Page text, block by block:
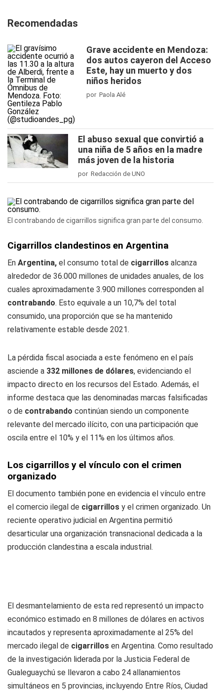
Recomendadas
Grave accidente en Mendoza:
dos autos cayeron del Acceso
Este, hay un muerto y dos
niños heridos
por Paola Alé
El abuso sexual que convirtió a
una niña de 5 años en la madre
más joven de la historia
por Redacción de UNO
El contrabando de cigarrillos significa gran parte del consumo.
Cigarrillos clandestinos en Argentina
En Argentina, el consumo total de cigarrillos alcanza
alrededor de 36.000 millones de unidades anuales, de los
cuales aproximadamente 3.900 millones corresponden al
contrabando. Esto equivale a un 10,7% del total
consumido, una proporción que se ha mantenido
relativamente estable desde 2021.
La pérdida fiscal asociada a este fenómeno en el país
asciende a 332 millones de dólares, evidenciando el
impacto directo en los recursos del Estado. Además, el
informe destaca que las denominadas marcas falsificadas
o de contrabando continúan siendo un componente
relevante del mercado ilícito, con una participación que
oscila entre el 10% y el 11% en los últimos años.
Los cigarrillos y el vínculo con el crimen
organizado
El documento también pone en evidencia el vínculo entre
el comercio ilegal de cigarrillos y el crimen organizado. Un
reciente operativo judicial en Argentina permitió
desarticular una organización transnacional dedicada a la
producción clandestina a escala industrial.
El desmantelamiento de esta red representó un impacto
económico estimado en 8 millones de dólares en activos
incautados y representa aproximadamente al 25% del
mercado ilegal de cigarrillos en Argentina. Como resultado
de la investigación liderada por la Justicia Federal de
Gualeguaychú se llevaron a cabo 24 allanamientos
simultáneos en 5 provincias, incluyendo Entre Ríos, Ciudad